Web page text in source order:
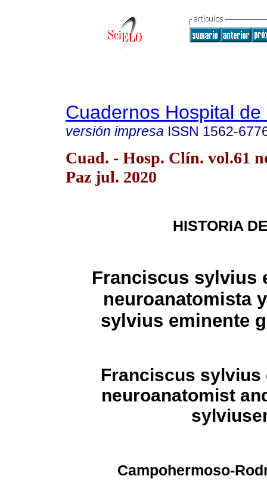
Cuadernos Hospital
versión impresa ISSN 1562-
Cuad. - Hosp. Clín. vol.61
Paz jul. 2020
HISTORIA
Franciscus sylvius
neuroanatomista
sylvius eminente
Franciscus sylvius
neuroanatomist
sylvius
Campohermoso-